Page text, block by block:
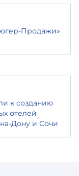
Продажи»
к созданию
отелей
Дону и Сочи